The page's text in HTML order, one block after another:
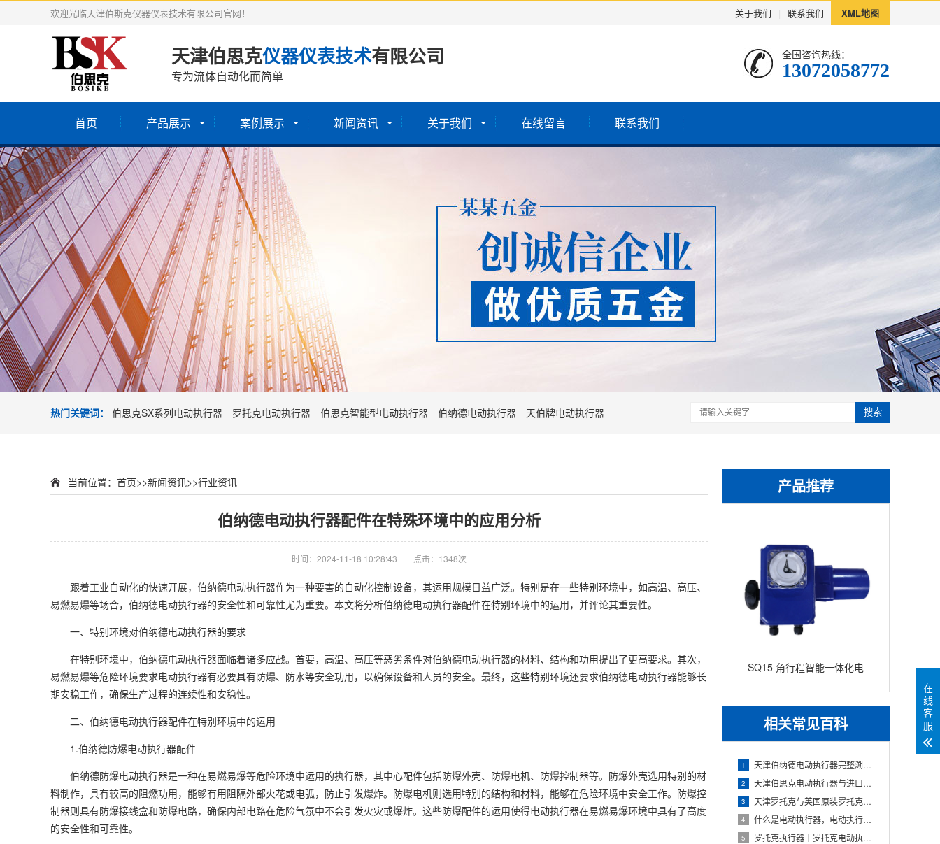
关于我们 联系我们 XML地图
欢迎光临天津伯斯克仪器仪表技术有限公司官网！
天津伯思克仪器仪表技术有限公司
专为流体自动化而简单
全国咨询热线：
13072058772
首页 产品展示 案例展示 新闻资讯 关于我们 在线留言 联系我们
热门关键词： 伯思克SX系列电动执行器 罗托克电动执行器 伯思克智能型电动执行器 伯纳德电动执行器 天伯牌电动执行器 搜索
产品推荐
SQ15 角行程智能一体化电
动执行器
相关常见百科
1 天津伯纳德电动执行器完整溯源发展史（原厂沿革、本土化演变、行业乱象拆解）
2 天津伯思克电动执行器与进口高端电动执行器核心技术与工程差异解析
3 天津罗托克与英国原装罗托克电动执行器核心区别及进口高价成因深度解析
4 什么是电动执行器，电动执行器的核心技术原理、分类及工程应用综述
5 罗托克执行器｜罗托克电动执行器核心技术原理、系列分类及工业选型技术详解
当前位置： 首页>>新闻资讯>>行业资讯
伯纳德电动执行器配件在特殊环境中的应用分析
时间：2024-11-18 10:28:43 点击：1348次
跟着工业自动化的快速开展， 伯纳德电动执行器作为一种要害的自动化控制设备，其运用规模日益广泛。特别是在一些特别环境中，如高温、高压、
易燃易爆等场合， 伯纳德电动执行器的安全性和可靠性尤为重要。本文将分析伯纳德电动执行器配件在特别环境中的运用，并评论其重要性。
一、特别环境对伯纳德电动执行器的要求
在特别环境中， 伯纳德电动执行器面临着诸多应战。首要，高温、高压等恶劣条件对伯纳德电动执行器的材料、结构和功用提出了更高要求。其次，
易燃易爆等危险环境要求电动执行器有必要具有防爆、防水等安全功用，以确保设备和人员的安全。最终，这些特别环境还要求伯纳德电动执行器能够长
期安稳工作，确保生产过程的连续性和安稳性。
二、 伯纳德电动执行器配件在特别环境中的运用
1.伯纳德防爆电动执行器配件
伯纳德防爆电动执行器是一种在易燃易爆等危险环境中运用的执行器，其中心配件包括防爆外壳、防爆电机、防爆控制器等。防爆外壳选用特别的材
料制作，具有较高的阻燃功用，能够有用阻隔外部火花或电弧，防止引发爆炸。防爆电机则选用特别的结构和材料，能够在危险环境中安全工作。防爆控
制器则具有防爆接线盒和防爆电路，确保内部电路在危险气氛中不会引发火灾或爆炸。这些防爆配件的运用使得电动执行器在易燃易爆环境中具有了高度
的安全性和可靠性。
在
线
客
服